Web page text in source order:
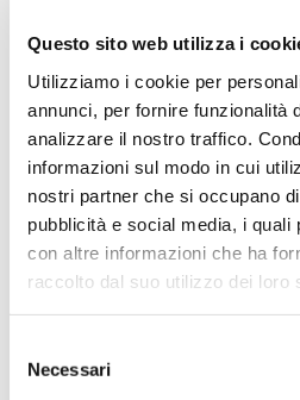
Questo sito web utilizza i
Utilizziamo i cookie per
annunci, per fornire funzionalità
analizzare il nostro traffico.
informazioni sul modo in cui
nostri partner che si occupano
pubblicità e social media, i quali
con altre informazioni che ha
raccolto dal suo utilizzo dei loro
delNecessari